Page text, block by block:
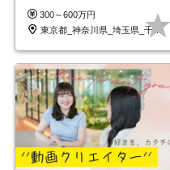
ープの正社員/sg
300～600万円
東京都_神奈川県_埼玉県_千葉県_大阪府…